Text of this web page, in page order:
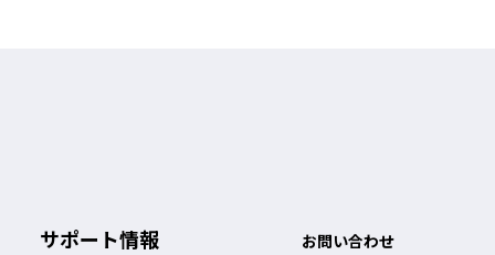
サポート情報
お問い合わせ